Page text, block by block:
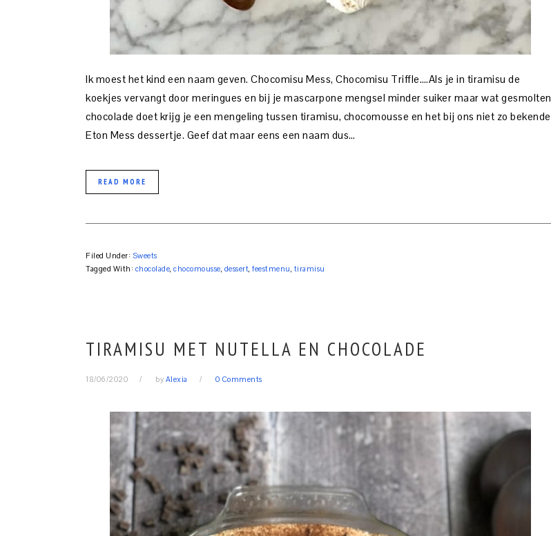
Ik moest het kind een naam geven. Chocomisu Mess, Chocomisu Triffle….Als je in tiramisu de
koekjes vervangt door meringues en bij je mascarpone mengsel minder suiker maar wat gesmolten
chocolade doet krijg je een mengeling tussen tiramisu, chocomousse en het bij ons niet zo bekende
Eton Mess dessertje. Geef dat maar eens een naam dus…
READ MORE
Filed Under: Sweets
Tagged With: chocolade, chocomousse, dessert, feestmenu, tiramisu
TIRAMISU MET NUTELLA EN CHOCOLADE
18/06/2020 by Alexia 0 Comments